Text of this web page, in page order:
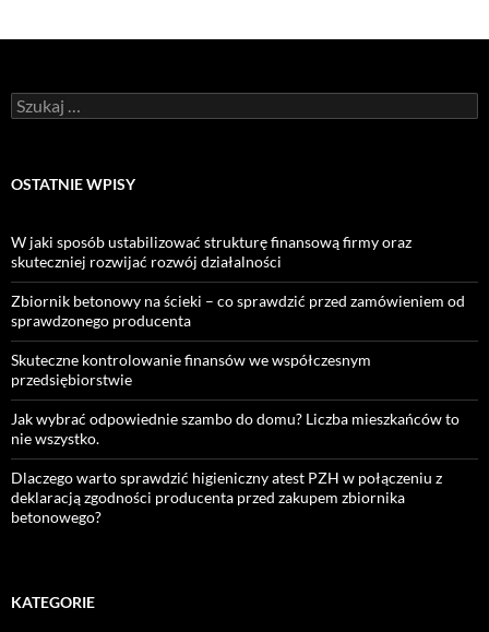
Szukaj:
OSTATNIE WPISY
W jaki sposób ustabilizować strukturę finansową firmy oraz
skuteczniej rozwijać rozwój działalności
Zbiornik betonowy na ścieki – co sprawdzić przed zamówieniem od
sprawdzonego producenta
Skuteczne kontrolowanie finansów we współczesnym
przedsiębiorstwie
Jak wybrać odpowiednie szambo do domu? Liczba mieszkańców to
nie wszystko.
Dlaczego warto sprawdzić higieniczny atest PZH w połączeniu z
deklaracją zgodności producenta przed zakupem zbiornika
betonowego?
KATEGORIE